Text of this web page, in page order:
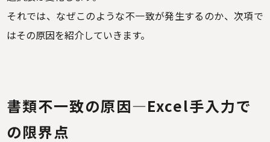
それでは、なぜこのような不一致が発生するのか、次項で
はその原因を紹介していきます。
書類不一致の原因—Excel手入力で
の限界点